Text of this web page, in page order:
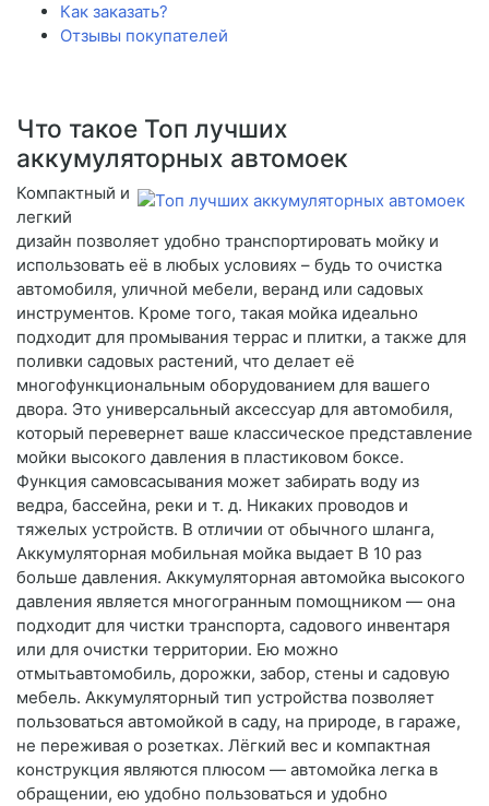
Как заказать?
Отзывы покупателей
Что такое Топ лучших
аккумуляторных автомоек
Компактный и
легкий
дизайн позволяет удобно транспортировать мойку и
использовать её в любых условиях – будь то очистка
автомобиля, уличной мебели, веранд или садовых
инструментов. Кроме того, такая мойка идеально
подходит для промывания террас и плитки, а также для
поливки садовых растений, что делает её
многофункциональным оборудованием для вашего
двора. Это универсальный аксессуар для автомобиля,
который перевернет ваше классическое представление
мойки высокого давления в пластиковом боксе.
Функция самовсасывания может забирать воду из
ведра, бассейна, реки и т. д. Никаких проводов и
тяжелых устройств. В отличии от обычного шланга,
Аккумуляторная мобильная мойка выдает В 10 раз
больше давления. Аккумуляторная автомойка высокого
давления является многогранным помощником — она
подходит для чистки транспорта, садового инвентаря
или для очистки территории. Ею можно
отмытьавтомобиль, дорожки, забор, стены и садовую
мебель. Аккумуляторный тип устройства позволяет
пользоваться автомойкой в саду, на природе, в гараже,
не переживая о розетках. Лёгкий вес и компактная
конструкция являются плюсом — автомойка легка в
обращении, ею удобно пользоваться и удобно